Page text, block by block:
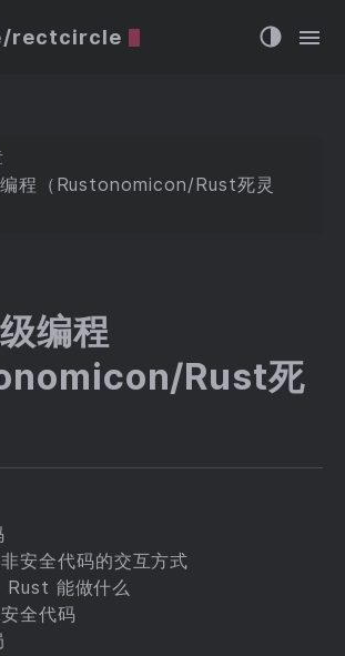
rectcircle
程（Rustonomicon/Rust死灵
编程
Rust死
安全代码的交互方式
Rust 能做什么
全代码